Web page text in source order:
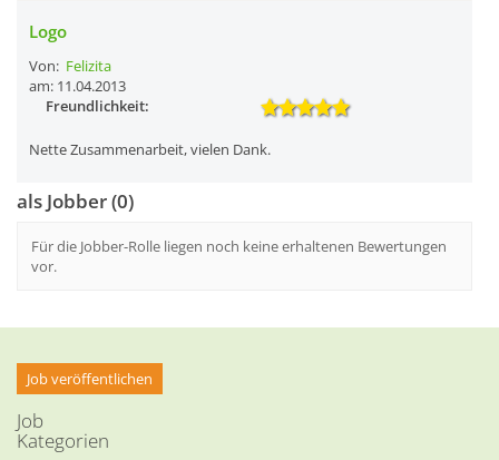
Logo
Von: Felizita
am: 11.04.2013
Freundlichkeit:
Nette Zusammenarbeit, vielen Dank.
als Jobber (0)
Für die Jobber-Rolle liegen noch keine erhaltenen Bewertungen
vor.
Job veröffentlichen
Job
Kategorien